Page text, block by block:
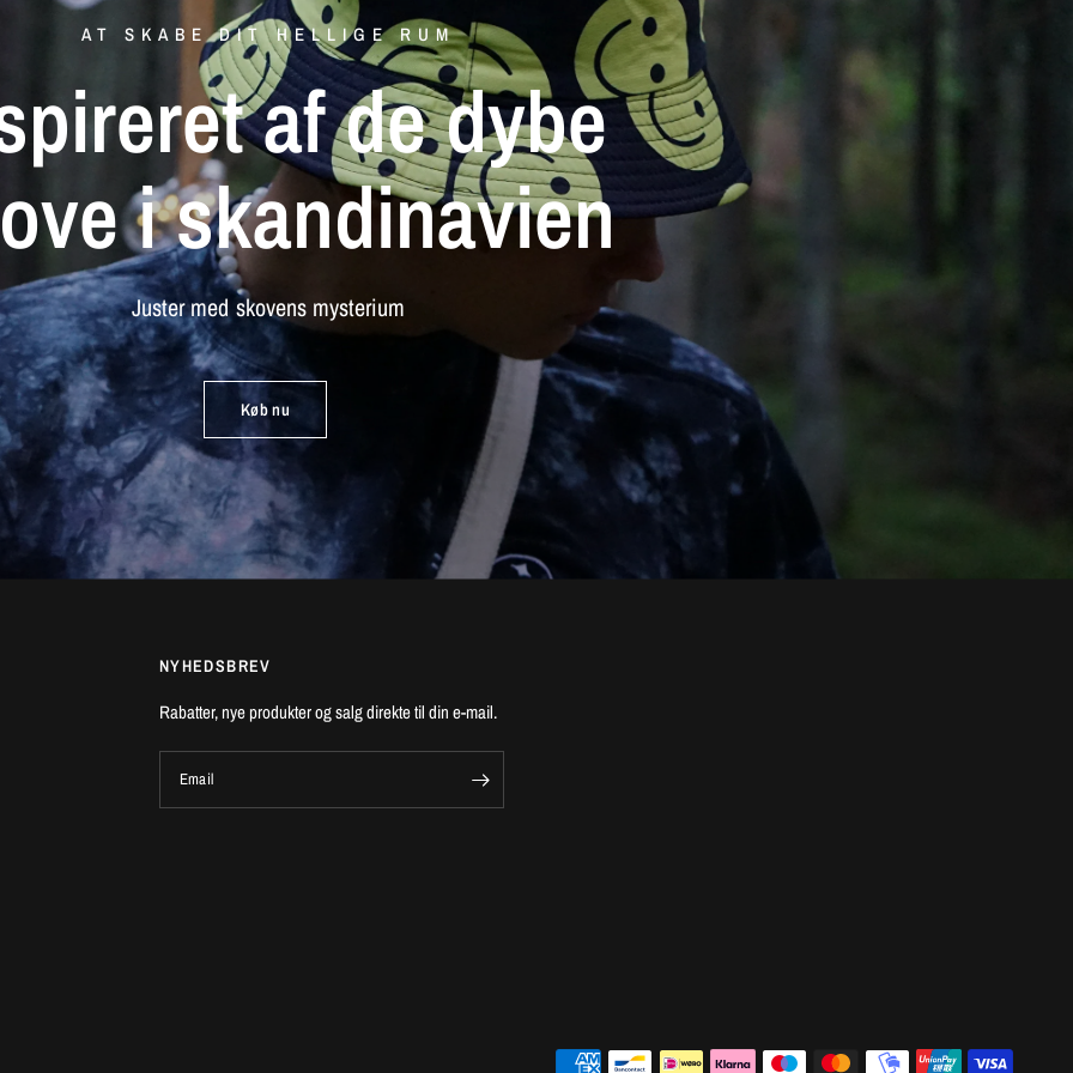
AT SKABE DIT HELLIGE RUM
afdedybe
iskandinavien
Justermed skovens mysterium
Køb nu
NYHEDSBREV
Rabatter, nye produkter og salg direkte til din e-mail.
Email